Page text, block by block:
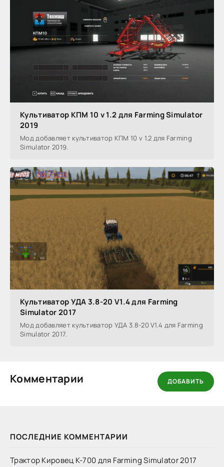
ПОСЛЕДНИЕ КОММЕНТАРИИ
Трактор Кировец К-700 для Farming Simulator 2017
Культиватор КПМ 10 v 1.2 для Farming Simulator
2019
Мод добавляет культиватор КПМ 10 v 1.2 для Farming
Simulator 2019.
Культиватор УДА 3.8-20 V1.4 для Farming
Simulator 2017
Мод добавляет культиватор УДА 3.8-20 V1.4 для Farming
Simulator 2017.
Комментарии ДОБАВИТЬ